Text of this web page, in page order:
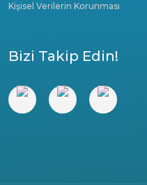
Kişisel Verilerin Korunması
Bizi Takip Edin!